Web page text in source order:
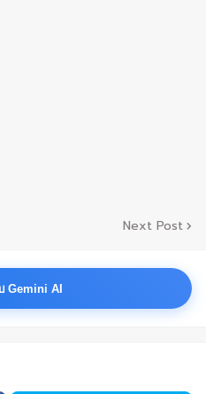
Next Post
Gemini AI